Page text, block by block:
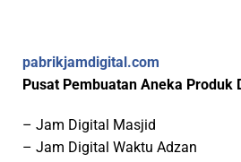
pabrikjamdigital.com
Pusat Pembuatan Aneka Produk
– Jam Digital Masjid
– Jam Digital Waktu Adzan